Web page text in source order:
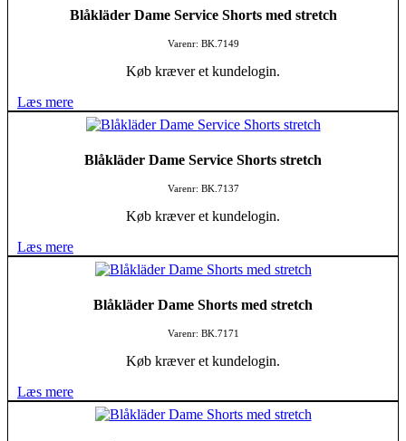
Blåkläder Dame Service Shorts med stretch
Varenr: BK.7149
Køb kræver et kundelogin.
Læs mere
Blåkläder Dame Service Shorts stretch
Varenr: BK.7137
Køb kræver et kundelogin.
Læs mere
Blåkläder Dame Shorts med stretch
Varenr: BK.7171
Køb kræver et kundelogin.
Læs mere